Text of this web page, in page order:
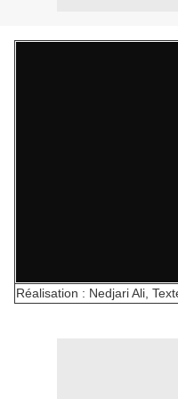
Réalisation : Nedjari Ali,